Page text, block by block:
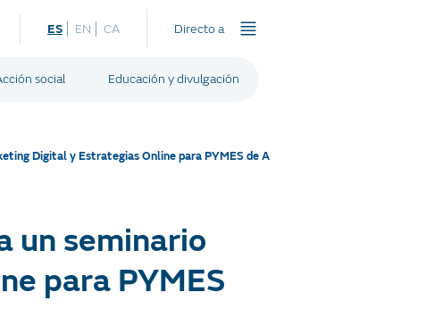
ES EN CA Directo a
social Educación y divulgación
Digital y Estrategias Online para PYMES de A
un seminario
para PYMES